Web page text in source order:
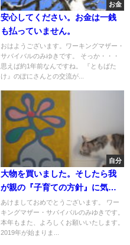
お金
安心してください。お金は一銭
も払っていません。
おはようございます。ワーキングマザー・
サバイバルのみゆきです。 そっか・・・
思えば約1年前なんですね。 『ともばた
け』のぽにさんとの交流が...
自分
大物を買いました。そしたら我
が親の『子育ての方針』に気づ
きました。
あけましておめでとうございます。 ワー
キングマザー・サバイバルのみゆきです。
本年もまた、よろしくお願いいたします。
2019年が始まりま...